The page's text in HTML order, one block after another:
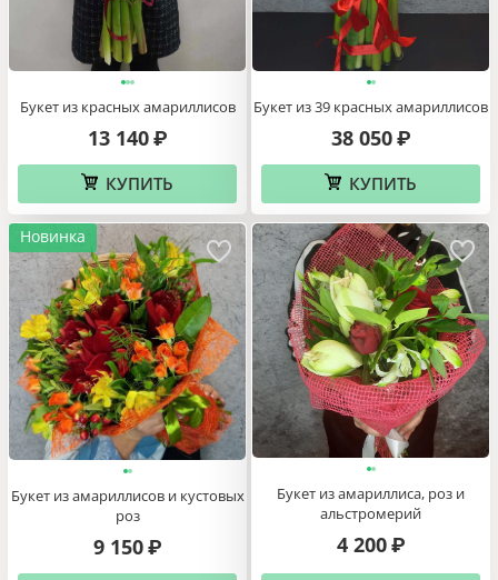
Букет из красных амариллисов
13 140 ₽
КУПИТЬ
Букет из 39 красных амариллисов
38 050 ₽
КУПИТЬ
Новинка
Букет из амариллисов и кустовых
роз
9 150 ₽
Букет из амариллиса, роз и
альстромерий
4 200 ₽